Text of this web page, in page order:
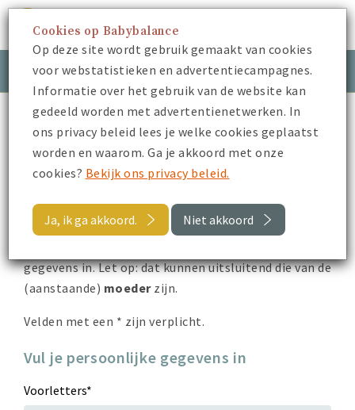
Inloggen Meld je aan
Aanmelden voor Babybalance
Om toegang te krijgen tot alle video’s van
Babybalance, onze kennis quiz en het trimester e-
magazine met daaraan gekoppeld de
zwangerschapsnieuwsbrief, checken we je
gegevens in. Let op: dat kunnen uitsluitend die van de
(aanstaande) moederzijn.
Velden met een * zijn verplicht.
Vul je persoonlijke gegevens in
Voorletters*
Cookies op Babybalance
Op deze site wordt gebruik gemaakt van cookies
voor webstatistieken en advertentiecampagnes.
Informatie over het gebruik van de website kan
gedeeld worden met advertentienetwerken. In
ons privacy beleid lees je welke cookies geplaatst
worden en waarom. Ga je akkoord met onze
cookies? Bekijk ons privacy beleid.
Ja, ik ga akkoord. Niet akkoord